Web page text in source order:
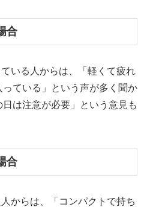
合
いる人からは、「軽くて疲れ
ている」という声が多く聞か
は注意が必要」という意見も
合
からは、「コンパクトで持ち